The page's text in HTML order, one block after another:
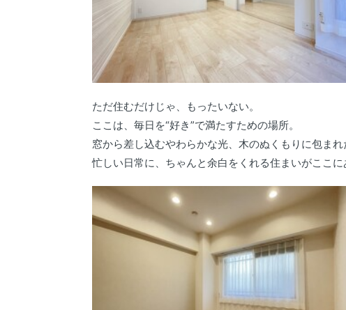
ただ住むだけじゃ、もったいない。
ここは、毎日を“好き”で満たすための場所。
窓から差し込むやわらかな光、木のぬくもりに包ま
忙しい日常に、ちゃんと余白をくれる住まいがここに